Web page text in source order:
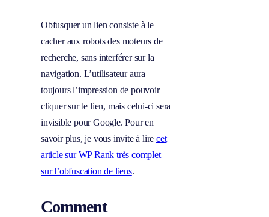
Obfusquer un lien consiste à le
cacher aux robots des moteurs de
recherche, sans interférer sur la
navigation. L’utilisateur aura
toujours l’impression de pouvoir
cliquer sur le lien, mais celui-ci sera
invisible pour Google. Pour en
savoir plus, je vous invite à lire cet
article sur WP Rank très complet
sur l’obfuscation de liens.
Comment